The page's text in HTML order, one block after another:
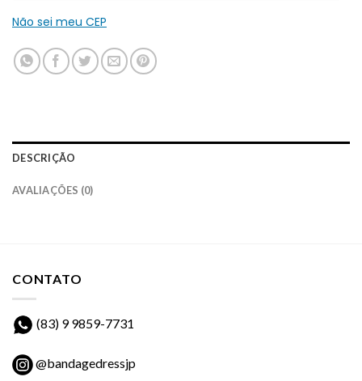
Não sei meu CEP
DESCRIÇÃO
AVALIAÇÕES (0)
CONTATO
(83) 9 9859-7731
@bandagedressjp